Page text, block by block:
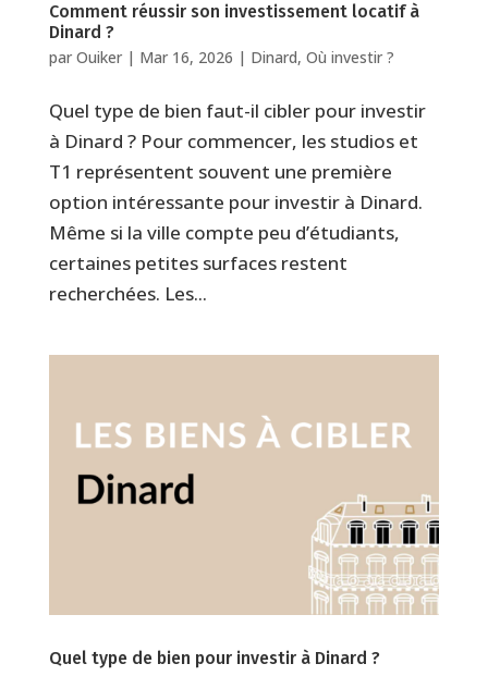
Comment réussir son investissement locatif à
Dinard ?
par Ouiker| Mar 16, 2026 | Dinard, Où investir ?
⁠Quel type de bien faut-il cibler pour investir
à Dinard ? Pour commencer, les studios et
T1 représentent souvent une première
option intéressante pour investir à Dinard.
Même si la ville compte peu d’étudiants,
certaines petites surfaces restent
recherchées. Les...
Quel type de bien pour investir à Dinard ?